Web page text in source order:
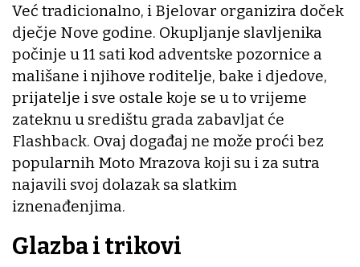
Već tradicionalno, i Bjelovar organizira doček
dječje Nove godine. Okupljanje slavljenika
počinje u 11 sati kod adventske pozornice a
mališane i njihove roditelje, bake i djedove,
prijatelje i sve ostale koje se u to vrijeme
zateknu u središtu grada zabavljat će
Flashback. Ovaj događaj ne može proći bez
popularnih Moto Mrazova koji su i za sutra
najavili svoj dolazak sa slatkim
iznenađenjima.
Glazba i trikovi